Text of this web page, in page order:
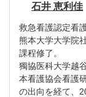
石井 恵利佳
救急看護認定看護
熊本大学大学院
課程修了。
獨協医科大学越
本看護協会看護
の出向を経て、